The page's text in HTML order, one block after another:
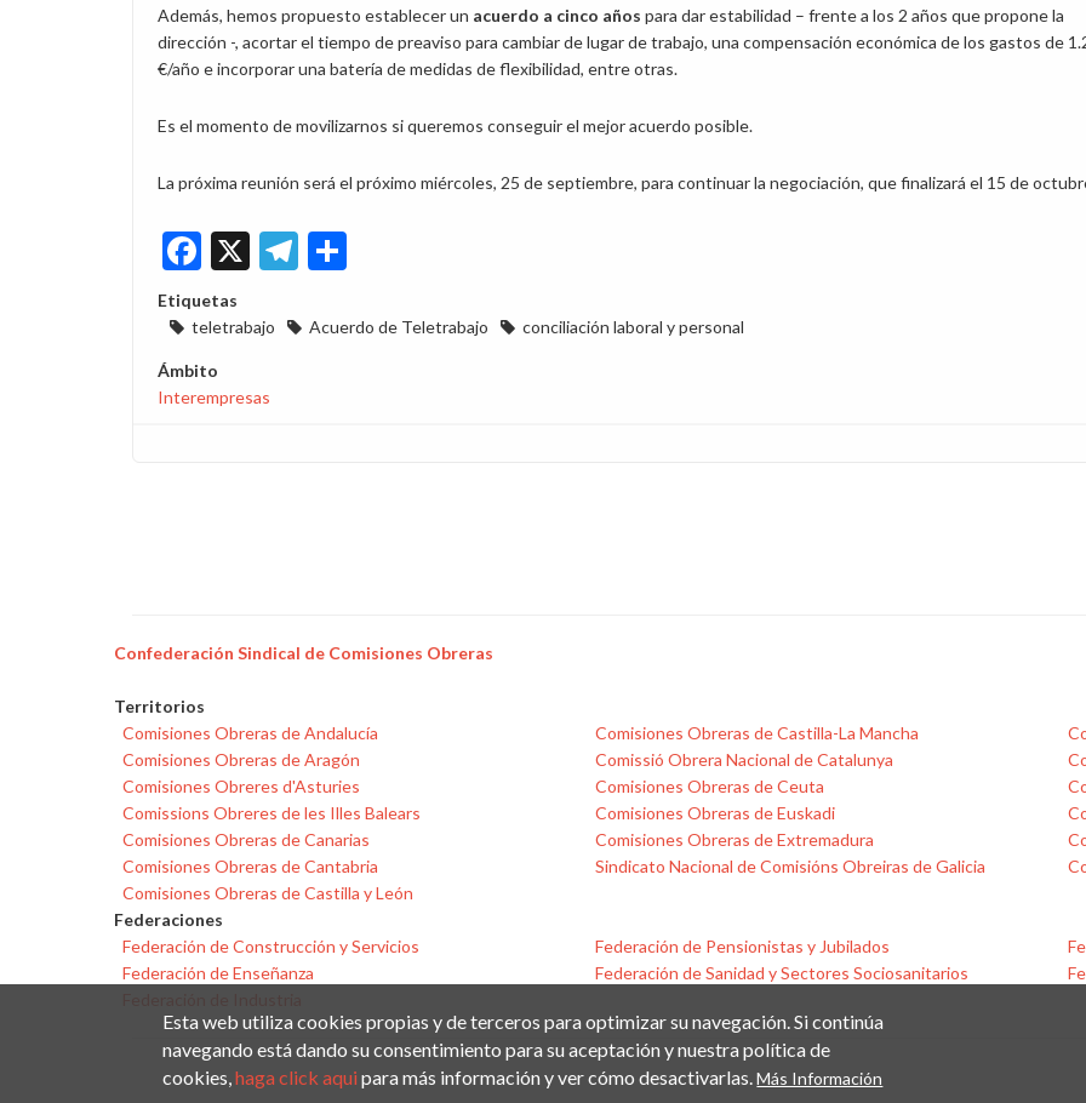
Además, hemos propuesto establecer un acuerdo a cinco años para dar estabilidad – frente a los 2 años que propone la
dirección -, acortar el tiempo de preaviso para cambiar de lugar de trabajo, una compensación económica de los gastos de
€/año e incorporar una batería de medidas de flexibilidad, entre otras.
Es el momento de movilizarnos si queremos conseguir el mejor acuerdo posible.
La próxima reunión será el próximo miércoles, 25 de septiembre, para continuar la negociación, que finalizará el 15 de
Facebook
X Telegram
Etiquetas
teletrabajo
Acuerdo de Teletrabajo conciliación laboral y personal
Ámbito
Interempresas
Confederación Sindical de Comisiones Obreras
Territorios
Comisiones Obreras de Andalucía
Comisiones Obreras de Aragón
Comisiones Obreres d'Asturies
Comissions Obreres de les Illes Balears
Comisiones Obreras de Canarias
Comisiones Obreras de Cantabria
Comisiones Obreras de Castilla y León
Comisiones Obreras de Castilla-La Mancha
Comissió Obrera Nacional de Catalunya
Comisiones Obreras de Ceuta
Comisiones Obreras de Euskadi
Comisiones Obreras de Extremadura
Sindicato Nacional de Comisións Obreiras de Galicia
Federaciones
Federación de Construcción y Servicios
Federación de Enseñanza
Federación de Pensionistas y Jubilados
Federación de Sanidad y Sectores Sociosanitarios
Esta web utiliza cookies propias y de terceros para optimizar su navegación. Si continúa
navegando está dando su consentimiento para su aceptación y nuestra política de
cookies,haga click aqui para más información y ver cómo desactivarlas. Más Información